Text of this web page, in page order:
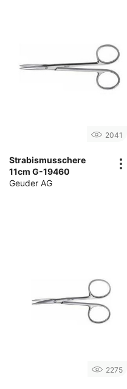
2041
Strabismusschere
11cm G-19460
Geuder AG
2275